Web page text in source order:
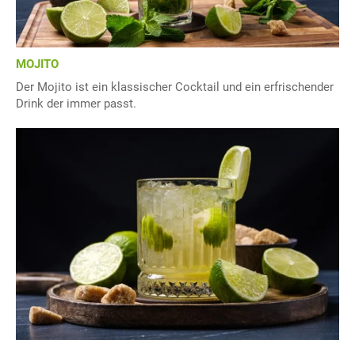
MOJITO
Der Mojito ist ein klassischer Cocktail und ein erfrischender
Drink der immer passt.